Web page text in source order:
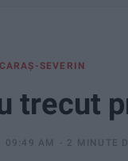
SEVERIN
trecut
09:49 AM 2 MINUTE